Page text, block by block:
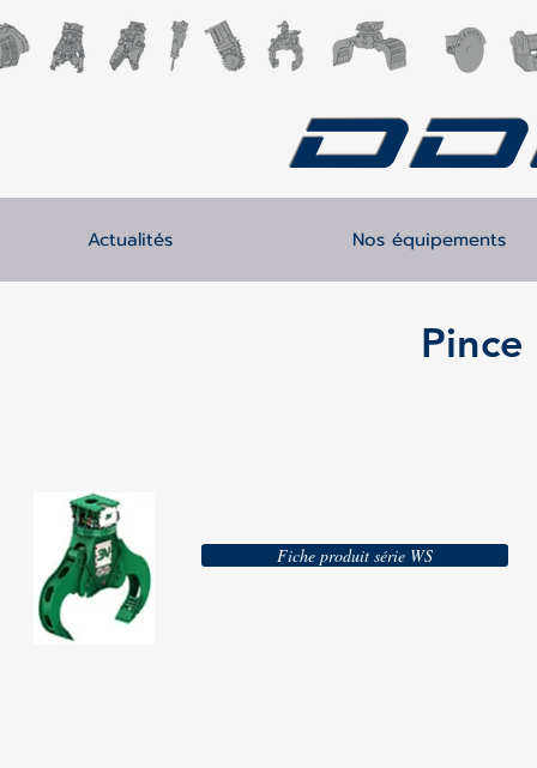
Actualités Nos équipements
Fiche produit série WS